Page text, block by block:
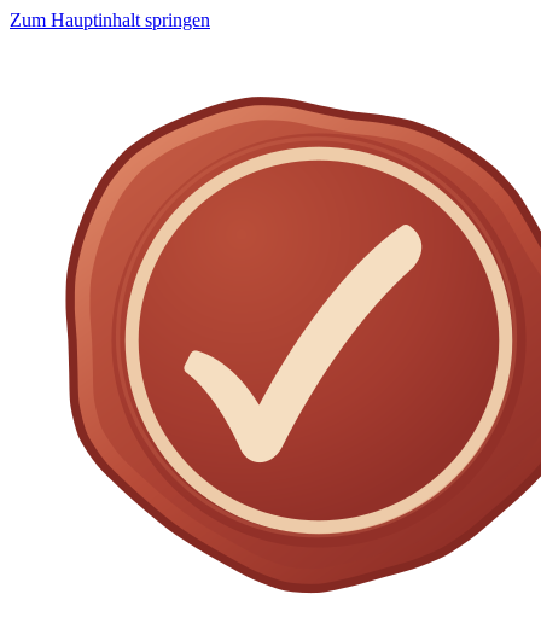
Zum Hauptinhalt springen